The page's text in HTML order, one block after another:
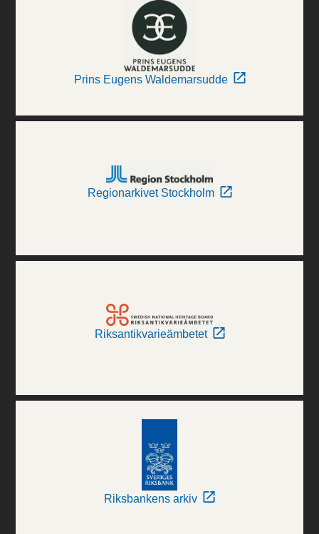
Prins Eugens Waldemarsudde
Regionarkivet Stockholm
Riksantikvarieämbetet
Riksbankens arkiv